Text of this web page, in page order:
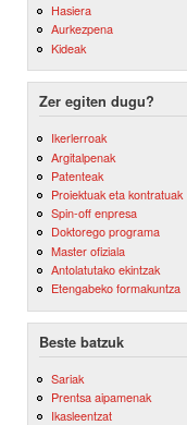
Hasiera
Aurkezpena
Kideak
Zer egiten dugu?
Ikerlerroak
Argitalpenak
Patenteak
Proiektuak eta kontratuak
Spin-off enpresa
Doktorego programa
Master ofiziala
Antolatutako ekintzak
Etengabeko formakuntza
Beste batzuk
Sariak
Prentsa aipamenak
Ikasleentzat